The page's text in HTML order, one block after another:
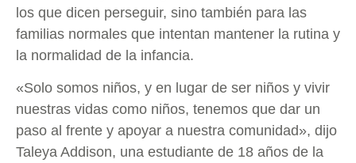
los que dicen perseguir, sino también para las
familias normales que intentan mantener la rutina y
la normalidad de la infancia.
«Solo somos niños, y en lugar de ser niños y vivir
nuestras vidas como niños, tenemos que dar un
paso al frente y apoyar a nuestra comunidad», dijo
Taleya Addison, una estudiante de 18 años de la